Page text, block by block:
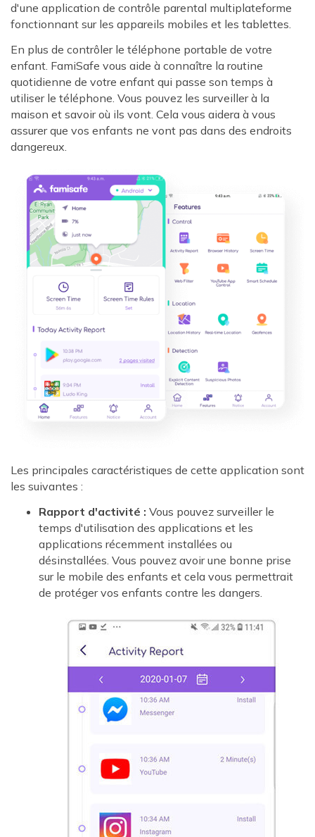
d'une application de contrôle parental multiplateforme
fonctionnant sur les appareils mobiles et les tablettes.
En plus de contrôler le téléphone portable de votre
enfant. FamiSafe vous aide à connaître la routine
quotidienne de votre enfant qui passe son temps à
utiliser le téléphone. Vous pouvez les surveiller à la
maison et savoir où ils vont. Cela vous aidera à vous
assurer que vos enfants ne vont pas dans des endroits
dangereux.
Les principales caractéristiques de cette application sont
les suivantes :
Rapport d'activité : Vous pouvez surveiller le
temps d'utilisation des applications et les
applications récemment installées ou
désinstallées. Vous pouvez avoir une bonne prise
sur le mobile des enfants et cela vous permettrait
de protéger vos enfants contre les dangers.